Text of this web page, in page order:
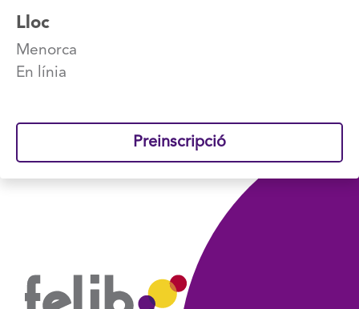
Lloc
Menorca
En línia
Preinscripció